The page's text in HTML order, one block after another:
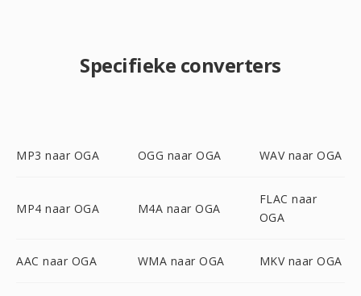
Specifieke converters
MP3 naar OGA OGG naar OGA WAV naar OGA
MP4 naar OGA M4A naar OGA
FLAC naar
OGA
AAC naar OGA WMA naar OGA MKV naar OGA